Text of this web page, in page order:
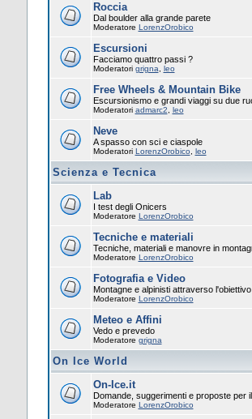
Roccia
Dal boulder alla grande parete
Moderatore LorenzOrobico
Escursioni
Facciamo quattro passi ?
Moderatori grigna leo
Free Wheels & Mountain Bike
Escursionismo e grandi viaggi su due
Moderatori admarc2 leo
Neve
A spasso con sci e ciaspole
Moderatori LorenzOrobico leo
Scienza e Tecnica
Lab
I test degli Onicers
Moderatore LorenzOrobico
Tecniche e materiali
Tecniche, materiali e manovre in
Moderatore LorenzOrobico
Fotografia e Video
Montagne e alpinisti attraverso l'obiettivo
Moderatore LorenzOrobico
Meteo e Affini
Vedo e prevedo
Moderatore grigna
On Ice World
On-Ice.it
Domande, suggerimenti e proposte per
Moderatore LorenzOrobico